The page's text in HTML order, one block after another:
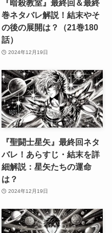
『暗殺教室』最終回＆最終
巻ネタバレ解説！結末やそ
の後の展開は？（21巻180
話）
2024年12月19日
『聖闘士星矢』最終回ネタ
バレ！あらすじ・結末を詳
細解説：星矢たちの運命
は？
2024年12月19日